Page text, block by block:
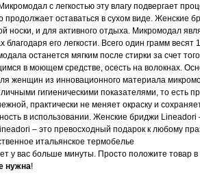
с легкостью эту влагу подвергает
продолжает оставаться в сухом виде. Женские
носки, и для активного отдыха. Микромодал
его легкости. Всего один грамм весят
останется мягким после стирки за счет
в моющем средстве, осесть на волокнах.
женщин из инновационного материала
гигиеническими показателями, то есть
практически не меняет окраску и
в использовании. Женские бриджи
– это превосходный подарок к любому
итальянское термобелье
у вас больше минуты. Просто положите товар
нужна!